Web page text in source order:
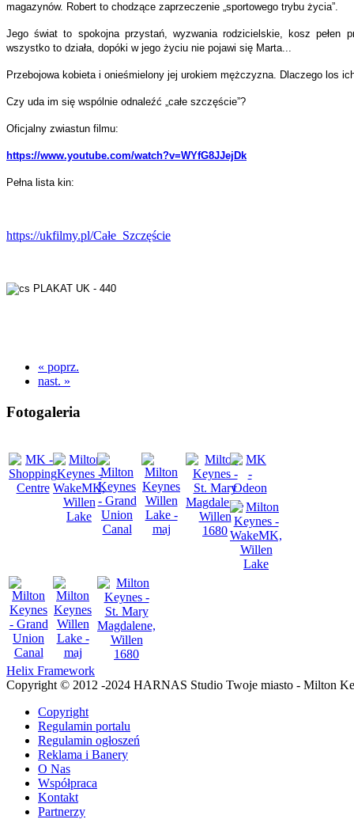
magazynów. Robert to chodzące zaprzeczenie „sportowego trybu życia”.
Jego świat to spokojna przystań, wyzwania rodzicielskie, kosz pełen
wszystko to działa, dopóki w jego życiu nie pojawi się Marta...
Przebojowa kobieta i onieśmielony jej urokiem mężczyzna. Dlaczego los ich
Czy uda im się wspólnie odnaleźć „całe szczęście”?
Oficjalny zwiastun filmu:
https://www.youtube.com/watch?v=WYfG8JJejDk
Pełna lista kin:
https://ukfilmy.pl/Całe_Szczęście
« poprz.
nast. »
Fotogaleria
Helix Framework
Copyright © 2012 -2024 HARNAS Studio Twoje miasto - Milton
Copyright
Regulamin portalu
Regulamin ogłoszeń
Reklama i Banery
O Nas
Współpraca
Kontakt
Partnerzy